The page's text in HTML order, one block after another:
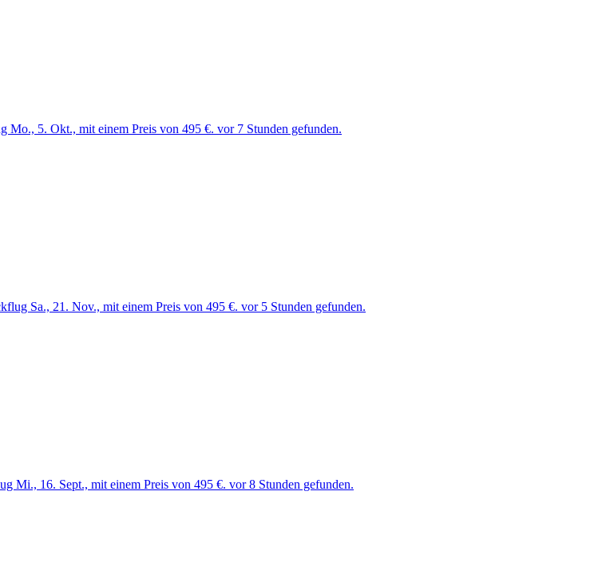
5. Okt., mit einem Preis von 495 €. vor 7 Stunden gefunden.
Sa., 21. Nov., mit einem Preis von 495 €. vor 5 Stunden gefunden.
Mi., 16. Sept., mit einem Preis von 495 €. vor 8 Stunden gefunden.